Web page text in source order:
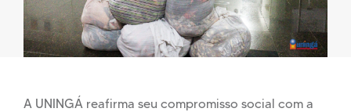
A UNINGÁ reafirma seu compromisso social com a